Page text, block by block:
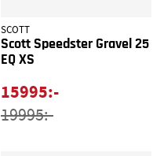
SCOTT
Scott Speedster Gravel 25
EQ XS
15995:-
19995:-